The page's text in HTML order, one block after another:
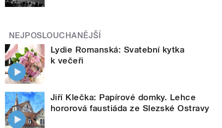
NEJPOSLOUCHANĚJŠÍ
Lydie Romanská: Svatební kytka
k večeři
Jiří Klečka: Papírové domky. Lehce
hororová faustiáda ze Slezské Ostravy